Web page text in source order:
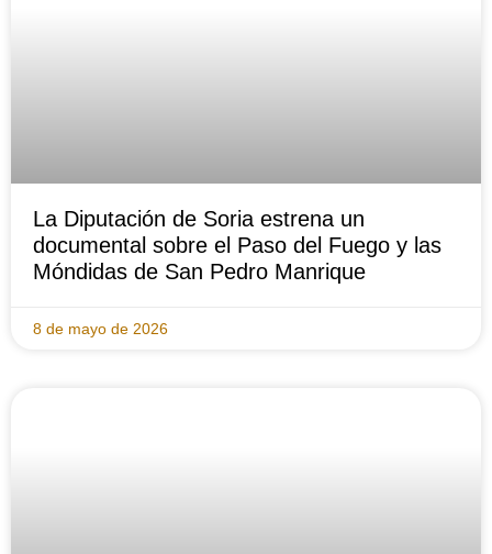
La Diputación de Soria estrena un
documental sobre el Paso del Fuego y las
Móndidas de San Pedro Manrique
8 de mayo de 2026